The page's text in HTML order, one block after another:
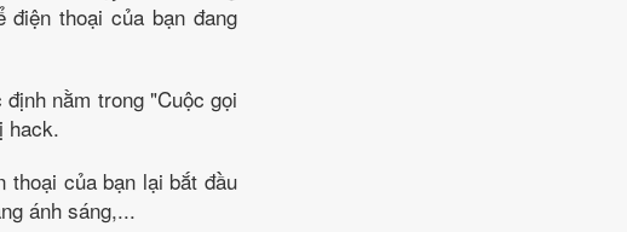
thoại của bạn đang
nằm trong "Cuộc gọi
hack.
thoại của bạn lại bắt đầu
ánh sáng,...